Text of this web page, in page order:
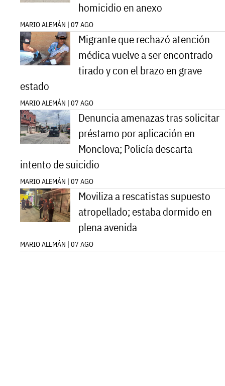
homicidio en anexo
MARIO ALEMÁN | 07 AGO
Migrante que rechazó atención
médica vuelve a ser encontrado
tirado y con el brazo en grave
estado
MARIO ALEMÁN | 07 AGO
Denuncia amenazas tras solicitar
préstamo por aplicación en
Monclova; Policía descarta
intento de suicidio
MARIO ALEMÁN | 07 AGO
Moviliza a rescatistas supuesto
atropellado; estaba dormido en
plena avenida
MARIO ALEMÁN | 07 AGO